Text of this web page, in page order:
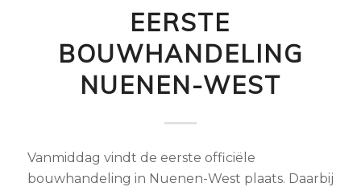
EERSTE
BOUWHANDELING
NUENEN-WEST
Vanmiddag vindt de eerste officiële
bouwhandeling in Nuenen-West plaats. Daarbij